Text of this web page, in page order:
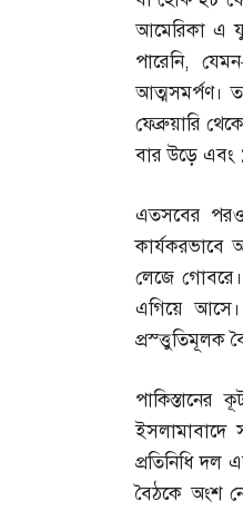
আমেরিকা এ
পারেনি,যেমন
আত্মসমর্পণ।
ফেব্রুয়ারি
বার উড়ে এবং
এতসবের পরও
কার্যকরভাবে
লেজে গোবরে।
এগিয়ে আসে।
প্রস্ত্তুতিমূলক
ইসলামাবাদে
প্রতিনিধি দল
বৈঠকে অংশ